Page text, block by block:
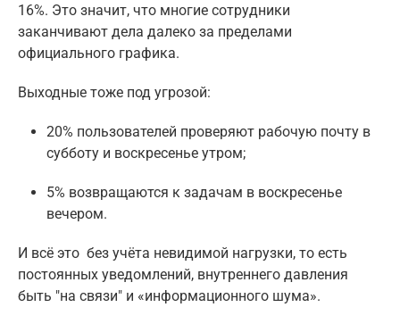
16%. Это значит, что многие сотрудники
заканчивают дела далеко за пределами
официального графика.
Выходные тоже под угрозой:
20% пользователей проверяют рабочую почту в
субботу и воскресенье утром;
5% возвращаются к задачам в воскресенье
вечером.
И всё это без учёта невидимой нагрузки, то есть
постоянных уведомлений, внутреннего давления
быть "на связи" и «информационного шума».